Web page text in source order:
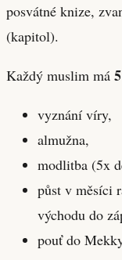
posvátné knize,
(kapitol).
Každý muslim má
vyznání víry,
almužna,
modlitba (5x
půst v měsíci
východu do
pouť do